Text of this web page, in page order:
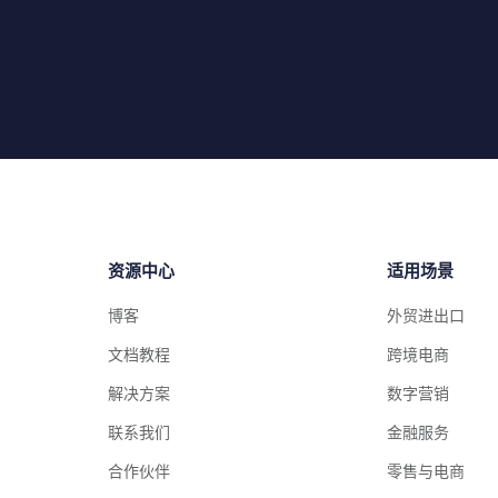
资源中心
博客
文档教程
解决方案
联系我们
合作伙伴
适用场景
外贸进出口
跨境电商
数字营销
金融服务
零售与电商